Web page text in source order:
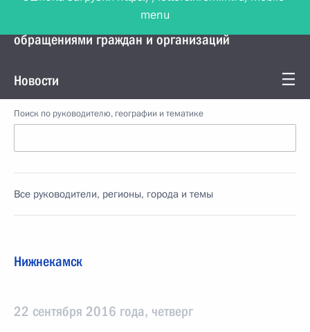
Управление Президента по работе с
обращениями граждан и организаций
Новости
Поиск по руководителю, географии и тематике
Все руководители, регионы, города и темы
Нижнекамск
22 сентября 2016 года, четверг
menu